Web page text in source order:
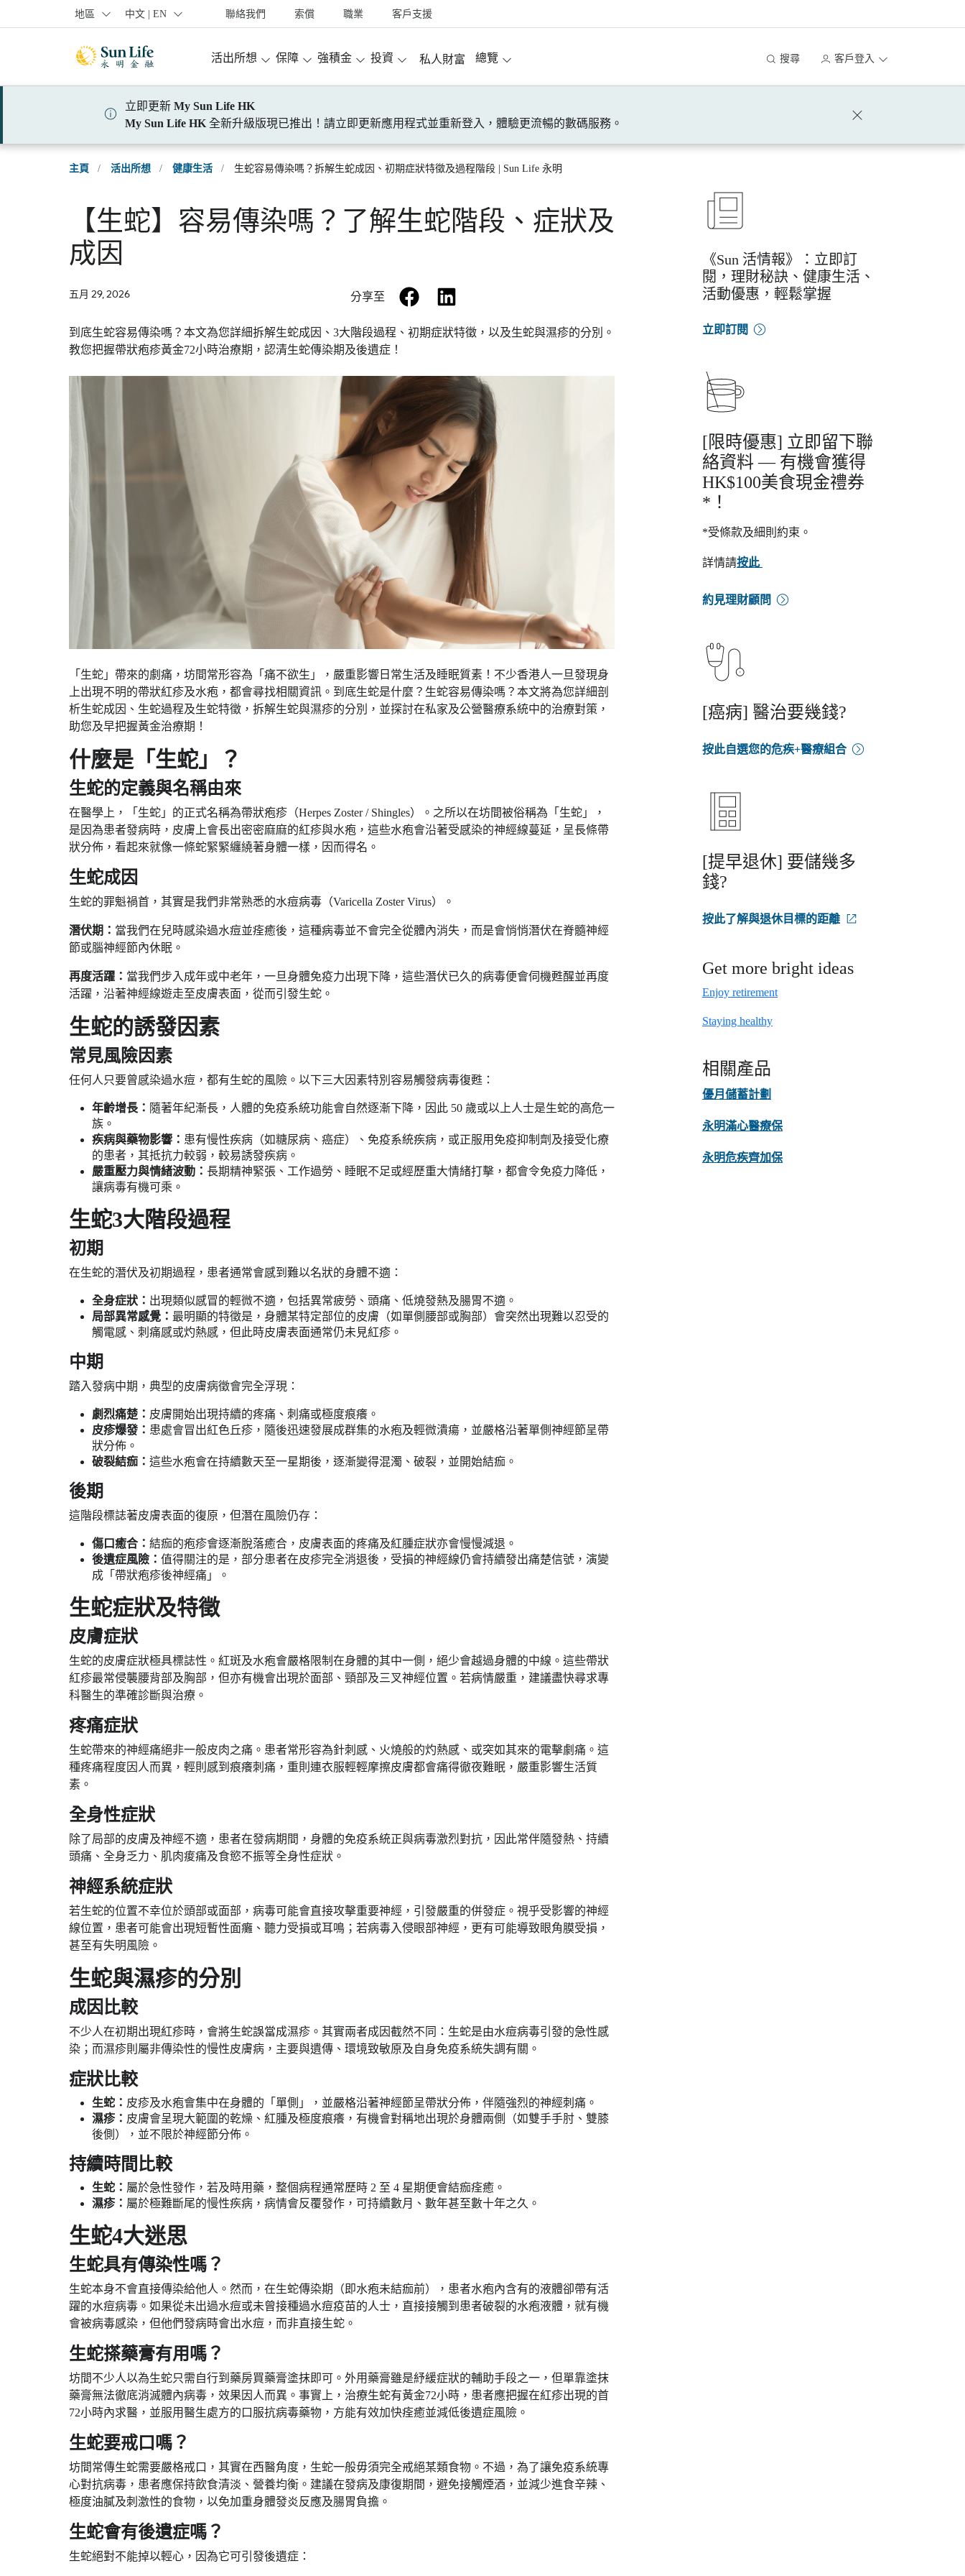
跳到登入頁面
跳到主要內容
跳到頁腳
地區 中文 | EN 聯絡我們 索償 職業 客戶支援
活出所想 保障 強積金 投資 私人財富 總覽 搜尋 客戶登入
立即更新 My Sun Life HK
My Sun Life HK 全新升級版現已推出！請立即更新應用程式並重新登入，體驗更流暢的數碼服務。
主頁 / 活出所想 / 健康生活 / 生蛇容易傳染嗎？拆解生蛇成因、初期症狀特徵及過程階段 | Sun Life 永明
【​​生蛇​​】​​容易傳染嗎​​？了解​​生蛇階段​​、​​症狀​​及​​
成因​
五月 29, 2026 分享至 facebook
到底生蛇容易傳染嗎？本文為您詳細拆解生蛇成因、3大階段過程、初期症狀特徵，以及生蛇與濕疹的分別。
教您把握帶狀疱疹黃金72小時治療期，認清生蛇傳染期及後遺症！
「生蛇」帶來的劇痛，坊間常形容為「痛不欲生」，嚴重影響日常生活及睡眠質素！不少香港人一旦發現身
上出現不明的帶狀紅疹及水疱，都會尋找相關資訊。到底生蛇是什麼？生蛇容易傳染嗎？本文將為您詳細剖
析生蛇成因、生蛇過程及生蛇特徵，拆解生蛇與濕疹的分別，並探討在私家及公營醫療系統中的治療對策，
助您及早把握黃金治療期！
什麼是「生蛇」？
生蛇的定義與名稱由來
在醫學上，「生蛇」的正式名稱為帶狀疱疹（Herpes Zoster / Shingles）。之所以在坊間被俗稱為「生蛇」，
是因為患者發病時，皮膚上會長出密密麻麻的紅疹與水疱，這些水疱會沿著受感染的神經線蔓延，呈長條帶
狀分佈，看起來就像一條蛇緊緊纏繞著身體一樣，因而得名。
生蛇成因
生蛇的罪魁禍首，其實是我們非常熟悉的水痘病毒（Varicella Zoster Virus）。
潛伏期： 當我們在兒時感染過水痘並痊癒後，這種病毒並不會完全從體內消失，而是會悄悄潛伏在脊髓神經
節或腦神經節內休眠。
再度活躍： 當我們步入成年或中老年，一旦身體免疫力出現下降，這些潛伏已久的病毒便會伺機甦醒並再度
活躍，沿著神經線遊走至皮膚表面，從而引發生蛇。
生蛇的誘發因素
常見風險因素
任何人只要曾感染過水痘，都有生蛇的風險。以下三大因素特別容易觸發病毒復甦：
年齡增長： 隨著年紀漸長，人體的免疫系統功能會自然逐漸下降，因此 50 歲或以上人士是生蛇的高危一
族。
疾病與藥物影響： 患有慢性疾病（如糖尿病、癌症）、免疫系統疾病，或正服用免疫抑制劑及接受化療
的患者，其抵抗力較弱，較易誘發疾病。
嚴重壓力與情緒波動： 長期精神緊張、工作過勞、睡眠不足或經歷重大情緒打擊，都會令免疫力降低，
讓病毒有機可乘。
生蛇3大階段過程
初期
在生蛇的潛伏及初期過程，患者通常會感到難以名狀的身體不適：
全身症狀： 出現類似感冒的輕微不適，包括異常疲勞、頭痛、低燒發熱及腸胃不適。
局部異常感覺： 最明顯的特徵是，身體某特定部位的皮膚（如單側腰部或胸部）會突然出現難以忍受的
觸電感、刺痛感或灼熱感，但此時皮膚表面通常仍未見紅疹。
中期
踏入發病中期，典型的皮膚病徵會完全浮現：
劇烈痛楚： 皮膚開始出現持續的疼痛、刺痛或極度痕癢。
皮疹爆發： 患處會冒出紅色丘疹，隨後迅速發展成群集的水疱及輕微潰瘍，並嚴格沿著單側神經節呈帶
狀分佈。
破裂結痂： 這些水疱會在持續數天至一星期後，逐漸變得混濁、破裂，並開始結痂。
後期
這階段標誌著皮膚表面的復原，但潛在風險仍存：
傷口癒合： 結痂的疱疹會逐漸脫落癒合，皮膚表面的疼痛及紅腫症狀亦會慢慢減退。
後遺症風險： 值得關注的是，部分患者在皮疹完全消退後，受損的神經線仍會持續發出痛楚信號，演變
成「帶狀疱疹後神經痛」。
生蛇症狀及特徵
皮膚症狀
生蛇的皮膚症狀極具標誌性。紅斑及水疱會嚴格限制在身體的其中一側，絕少會越過身體的中線。這些帶狀
紅疹最常侵襲腰背部及胸部，但亦有機會出現於面部、頸部及三叉神經位置。若病情嚴重，建議盡快尋求專
科醫生的準確診斷與治療。
疼痛症狀
生蛇帶來的神經痛絕非一般皮肉之痛。患者常形容為針刺感、火燒般的灼熱感、或突如其來的電擊劇痛。這
種疼痛程度因人而異，輕則感到痕癢刺痛，重則連衣服輕輕摩擦皮膚都會痛得徹夜難眠，嚴重影響生活質
素。
全身性症狀
除了局部的皮膚及神經不適，患者在發病期間，身體的免疫系統正與病毒激烈對抗，因此常伴隨發熱、持續
頭痛、全身乏力、肌肉痠痛及食慾不振等全身性症狀。
神經系統症狀
若生蛇的位置不幸位於頭部或面部，病毒可能會直接攻擊重要神經，引發嚴重的併發症。視乎受影響的神經
線位置，患者可能會出現短暫性面癱、聽力受損或耳鳴；若病毒入侵眼部神經，更有可能導致眼角膜受損，
甚至有失明風險。
生蛇與濕疹的分別
成因比較
不少人在初期出現紅疹時，會將生蛇誤當成濕疹。其實兩者成因截然不同：生蛇是由水痘病毒引發的急性感
染；而濕疹則屬非傳染性的慢性皮膚病，主要與遺傳、環境致敏原及自身免疫系統失調有關。
症狀比較
生蛇： 皮疹及水疱會集中在身體的「單側」，並嚴格沿著神經節呈帶狀分佈，伴隨強烈的神經刺痛。
濕疹： 皮膚會呈現大範圍的乾燥、紅腫及極度痕癢，有機會對稱地出現於身體兩側（如雙手手肘、雙膝
後側），並不限於神經節分佈。
持續時間比較
生蛇： 屬於急性發作，若及時用藥，整個病程通常歷時 2 至 4 星期便會結痂痊癒。
濕疹： 屬於極難斷尾的慢性疾病，病情會反覆發作，可持續數月、數年甚至數十年之久。
生蛇4大迷思
生蛇具有傳染性嗎？
生蛇本身不會直接傳染給他人。然而，在生蛇傳染期（即水疱未結痂前），患者水疱內含有的液體卻帶有活
躍的水痘病毒。如果從未出過水痘或未曾接種過水痘疫苗的人士，直接接觸到患者破裂的水疱液體，就有機
會被病毒感染，但他們發病時會出水痘，而非直接生蛇。
生蛇搽藥膏有用嗎？
坊間不少人以為生蛇只需自行到藥房買藥膏塗抹即可。外用藥膏雖是紓緩症狀的輔助手段之一，但單靠塗抹
藥膏無法徹底消滅體內病毒，效果因人而異。事實上，治療生蛇有黃金72小時，患者應把握在紅疹出現的首
72小時內求醫，並服用醫生處方的口服抗病毒藥物，方能有效加快痊癒並減低後遺症風險。
生蛇要戒口嗎？
坊間常傳生蛇需要嚴格戒口，其實在西醫角度，生蛇一般毋須完全戒絕某類食物。不過，為了讓免疫系統專
心對抗病毒，患者應保持飲食清淡、營養均衡。建議在發病及康復期間，避免接觸煙酒，並減少進食辛辣、
極度油膩及刺激性的食物，以免加重身體發炎反應及腸胃負擔。
生蛇會有後遺症嗎？
生蛇絕對不能掉以輕心，因為它可引發後遺症：
《Sun 活情報》：立即訂
閱，理財秘訣、健康生活、
活動優惠，輕鬆掌握
立即訂閱
[限時優惠] 立即留下聯
絡資料 — 有機會獲得
HK$100美食現金禮券
*！
*受條款及細則約束。
詳情請按此
約見理財顧問
[癌病] 醫治要幾錢?
按此自選您的危疾+醫療組合
[提早退休] 要儲幾多
錢?
按此了解與退休目標的距離
Get more bright ideas
Enjoy retirement
Staying healthy
相關產品
優月儲蓄計劃
永明滿心醫療保
永明危疾齊加保